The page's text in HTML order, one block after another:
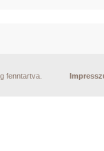
fenntartva.